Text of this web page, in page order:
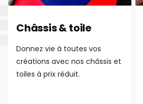
Châssis & toile
Donnez vie à toutes vos
créations avec nos châssis et
toiles à prix réduit.